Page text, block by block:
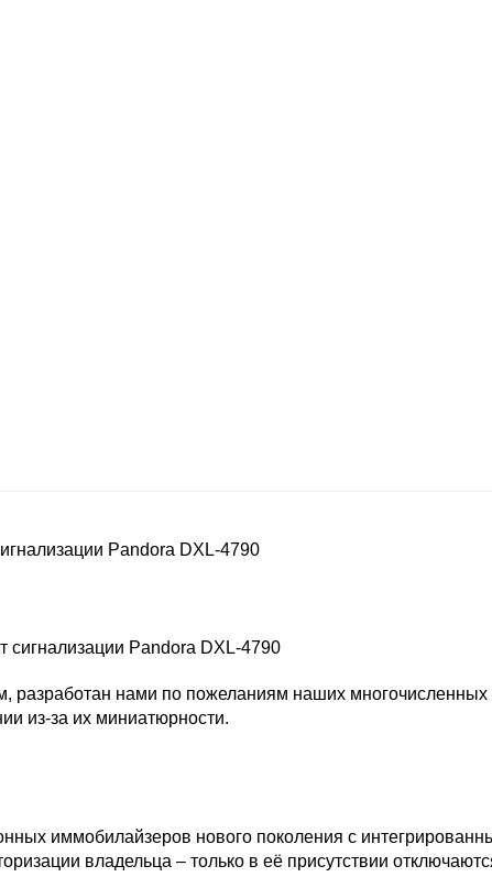
разработан нами по пожеланиям наших многочисленных
из-за их миниатюрности.
иммобилайзеров нового поколения с
владельца – только в её присутствии